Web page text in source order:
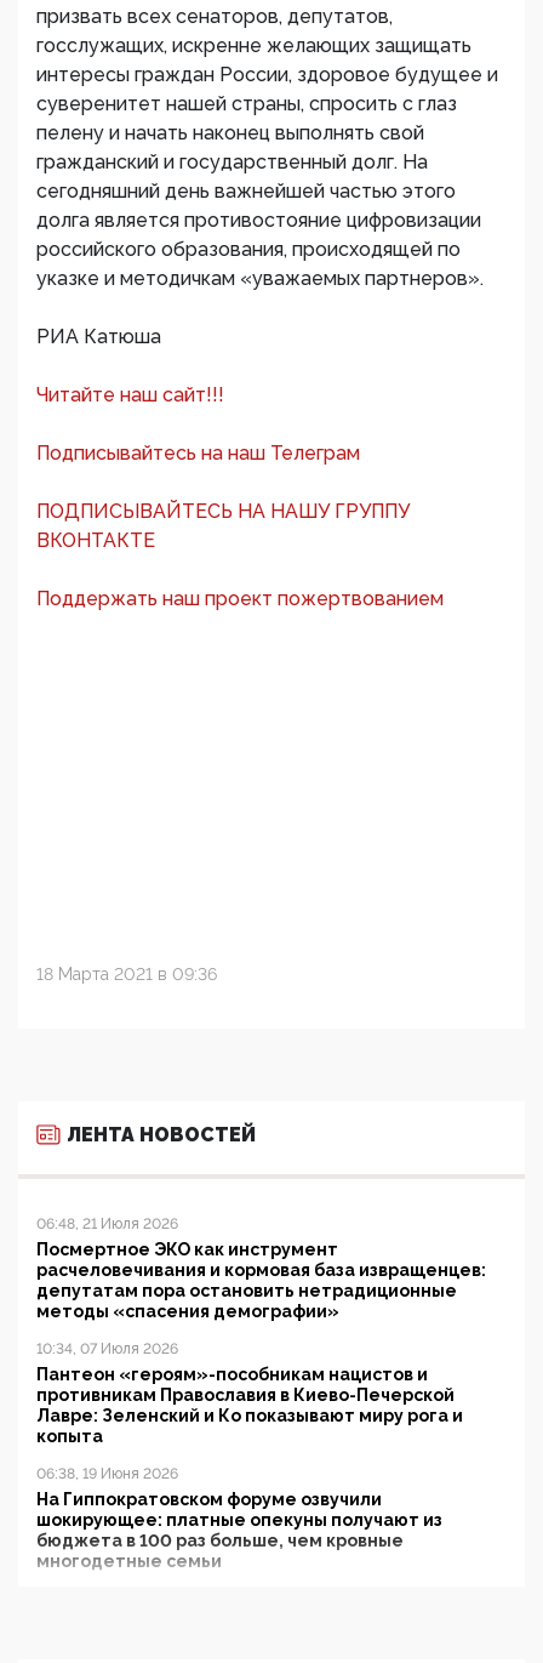
призвать всех сенаторов, депутатов,
госслужащих, искренне желающих защищать
интересы граждан России, здоровое будущее и
суверенитет нашей страны, спросить с глаз
пелену и начать наконец выполнять свой
гражданский и государственный долг. На
сегодняшний день важнейшей частью этого
долга является противостояние цифровизации
российского образования, происходящей по
указке и методичкам «уважаемых партнеров».
РИА Катюша
Читайте наш сайт!!!
Подписывайтесь на наш Телеграм
ПОДПИСЫВАЙТЕСЬ НА НАШУ ГРУППУ
ВКОНТАКТЕ
Поддержать наш проект пожертвованием
18 Марта 2021 в 09:36
ЛЕНТА НОВОСТЕЙ
06:48, 21 Июля 2026
Посмертное ЭКО как инструмент
расчеловечивания и кормовая база извращенцев:
депутатам пора остановить нетрадиционные
методы «спасения демографии»
10:34, 07 Июля 2026
Пантеон «героям»-пособникам нацистов и
противникам Православия в Киево-Печерской
Лавре: Зеленский и Ко показывают миру рога и
копыта
06:38, 19 Июня 2026
На Гиппократовском форуме озвучили
шокирующее: платные опекуны получают из
бюджета в 100 раз больше, чем кровные
многодетные семьи